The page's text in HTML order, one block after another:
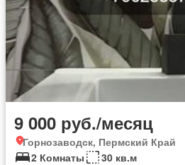
9 000 руб./месяц
Горнозаводск, Пермский Край
2 Комнаты
30 кв.м